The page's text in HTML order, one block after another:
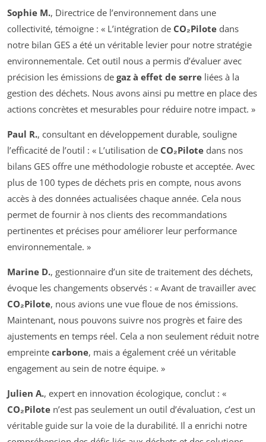
Sophie M., Directrice de l’environnement dans une
collectivité, témoigne : « L’intégration de CO₂Pilote dans
notre bilan GES a été un véritable levier pour notre stratégie
environnementale. Cet outil nous a permis d’évaluer avec
précision les émissions de gaz à effet de serre liées à la
gestion des déchets. Nous avons ainsi pu mettre en place des
actions concrètes et mesurables pour réduire notre impact. »
Paul R., consultant en développement durable, souligne
l’efficacité de l’outil : « L’utilisation de CO₂Pilote dans nos
bilans GES offre une méthodologie robuste et acceptée. Avec
plus de 100 types de déchets pris en compte, nous avons
accès à des données actualisées chaque année. Cela nous
permet de fournir à nos clients des recommandations
pertinentes et précises pour améliorer leur performance
environnementale. »
Marine D., gestionnaire d’un site de traitement des déchets,
évoque les changements observés : « Avant de travailler avec
CO₂Pilote, nous avions une vue floue de nos émissions.
Maintenant, nous pouvons suivre nos progrès et faire des
ajustements en temps réel. Cela a non seulement réduit notre
empreinte carbone, mais a également créé un véritable
engagement au sein de notre équipe. »
Julien A., expert en innovation écologique, conclut : «
CO₂Pilote n’est pas seulement un outil d’évaluation, c’est un
véritable guide sur la voie de la durabilité. Il a enrichi notre